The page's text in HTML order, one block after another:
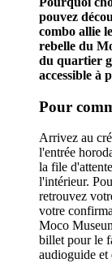
pouvez
combo allie
rebelle du
du quartier
accessible à
Pour
Arrivez au
l'entrée
la file
l'intérieur.
retrouvez
votre
Moco
billet pour le
audioguide et